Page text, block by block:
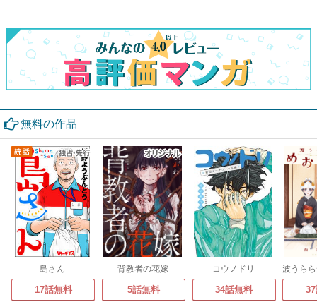
無料の作品
島さん
17話無料
背教者の花嫁
5話無料
コウノドリ
34話無料